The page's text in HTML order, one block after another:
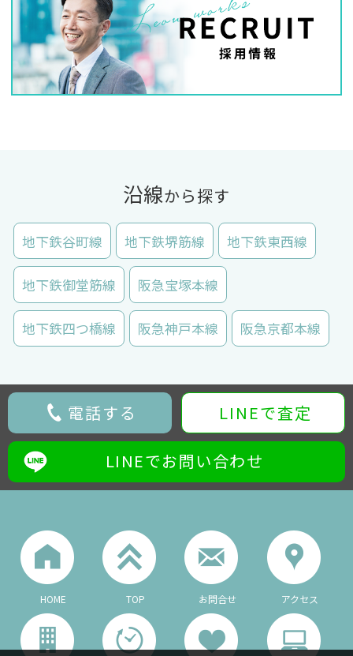
沿線から探す
地下鉄谷町線 地下鉄堺筋線 地下鉄東西線
地下鉄御堂筋線 阪急宝塚本線
地下鉄四つ橋線 阪急神戸本線 阪急京都本線
電話する LINEで査定
LINEでお問い合わせ
HOME TOP お問合せ アクセス